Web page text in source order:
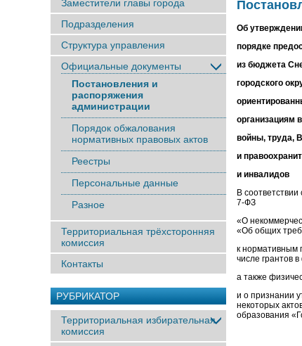
Заместители главы города
Подразделения
Структура управления
Официальные документы
Постановления и
распоряжения
администрации
Порядок обжалования
нормативных правовых актов
Реестры
Персональные данные
Разное
Территориальная трёхсторонняя
комиссия
Контакты
РУБРИКАТОР
Территориальная избирательная
комиссия
Об
порядке
из бюджета
городского
организациям
войны, труда,
и
и инвалидов
В
7-ФЗ
«О
«Об общих
к нормативным
числе грантов
а также
и о признании
некоторых
образования